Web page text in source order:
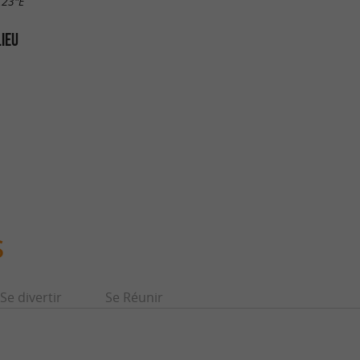
Se divertir Se Réunir